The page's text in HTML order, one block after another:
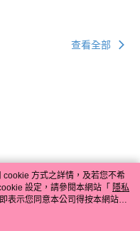
查看全部
方式之詳情，及若您不希
設定，請參閱本網站「 隱私
表示您同意本公司得按本網站使